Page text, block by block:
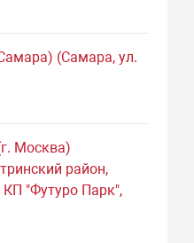
(Самара, ул.
Москва)
район,
КП "Футуро Парк",